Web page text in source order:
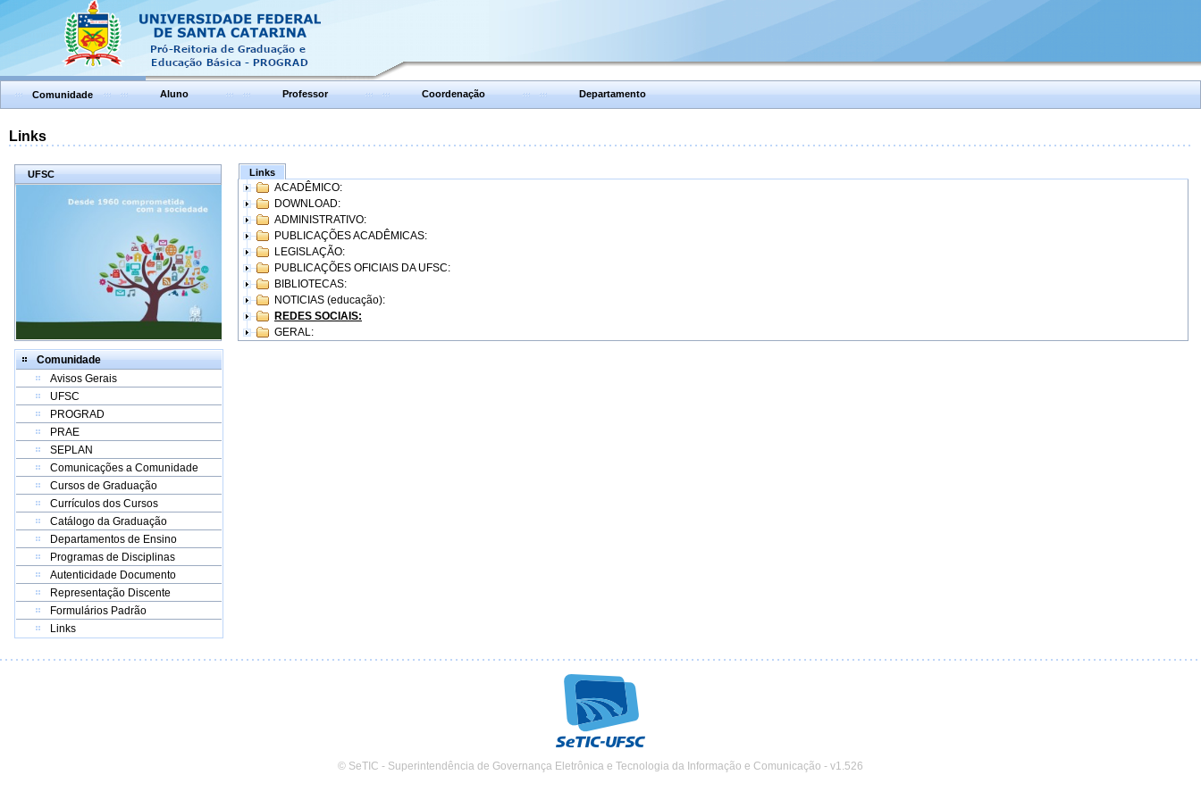
Comunidade Aluno Professor Coordenação Departamento
Links
UFSC
Comunidade
Avisos Gerais
UFSC
PROGRAD
PRAE
SEPLAN
Comunicações a Comunidade
Cursos de Graduação
Currículos dos Cursos
Catálogo da Graduação
Departamentos de Ensino
Programas de Disciplinas
Autenticidade Documento
Representação Discente
Formulários Padrão
Links
Links
ACADÊMICO:
DOWNLOAD:
ADMINISTRATIVO:
PUBLICAÇÕES ACADÊMICAS:
LEGISLAÇÃO:
PUBLICAÇÕES OFICIAIS DA UFSC:
BIBLIOTECAS:
NOTICIAS (educação):
REDES SOCIAIS:
GERAL:
© SeTIC - Superintendência de Governança Eletrônica e Tecnologia da Informação e Comunicação - v1.526